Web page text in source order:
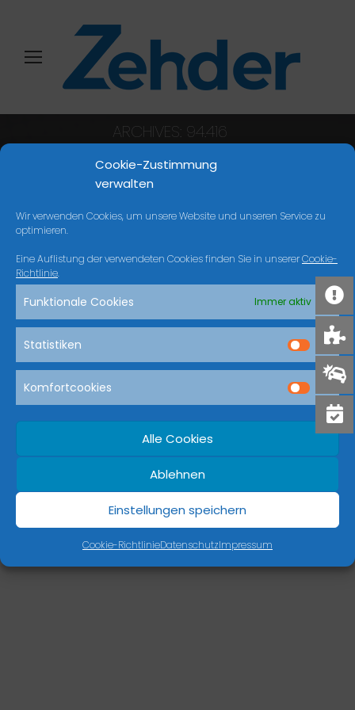
Cookie-Zustimmung
verwalten
Wir verwenden Cookies, um unsere Website und unseren Service zu
optimieren.
Eine Auflistung der verwendeten Cookies finden Sie in unsererCookie-
Richtlinie.
Funktionale Cookies Immer aktiv
Statistiken
Komfortcookies
Alle Cookies
Ablehnen
Einstellungen speichern
Cookie-RichtlinieDatenschutzImpressum
ARCHIVES: 94.416
Sie befinden sich hier:
Start
NICHTS GEFUNDEN
Es scheint, dass wir nicht finden können, was
Sie suchen. Vielleicht kann die Suche helfen.
Search:
Dream-Theme — truly premium WordPress themes